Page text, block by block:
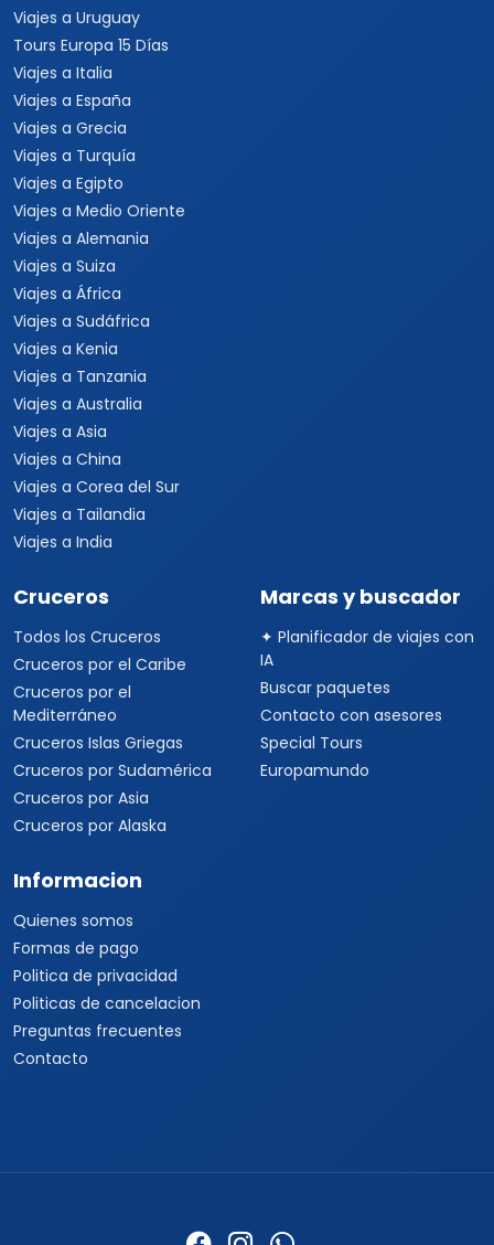
Viajes a Uruguay
Tours Europa 15 Días
Viajes a Italia
Viajes a España
Viajes a Grecia
Viajes a Turquía
Viajes a Egipto
Viajes a Medio Oriente
Viajes a Alemania
Viajes a Suiza
Viajes a África
Viajes a Sudáfrica
Viajes a Kenia
Viajes a Tanzania
Viajes a Australia
Viajes a Asia
Viajes a China
Viajes a Corea del Sur
Viajes a Tailandia
Viajes a India
Cruceros
Todos los Cruceros
Cruceros por el Caribe
Cruceros por el
Mediterráneo
Cruceros Islas Griegas
Cruceros por Sudamérica
Cruceros por Asia
Cruceros por Alaska
Marcas y buscador
✦ Planificador de viajes con
IA
Buscar paquetes
Contacto con asesores
Special Tours
Europamundo
Informacion
Quienes somos
Formas de pago
Politica de privacidad
Politicas de cancelacion
Preguntas frecuentes
Contacto